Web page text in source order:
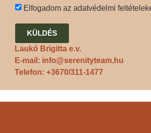
Elfogadom az adatvédelmi
KÜLDÉS
Laukó Brigitta e.v.
E-mail: info@serenityteam.hu
Telefon: +3670/311-1477